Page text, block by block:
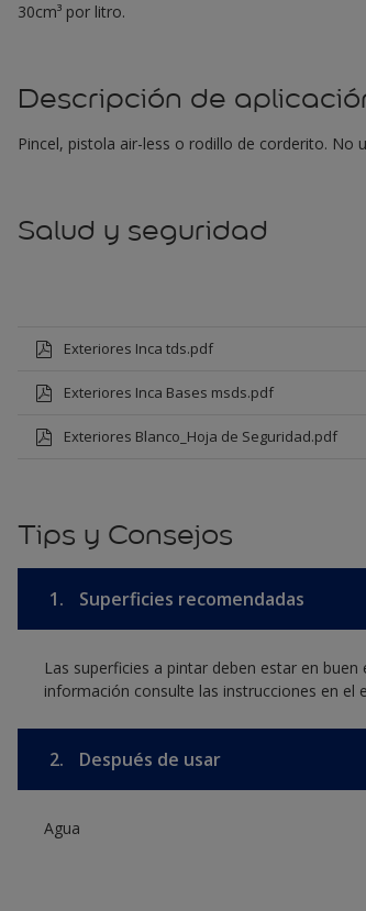
30cm³ por litro.
Descripción de
Pincel, pistola air-less o rodillo de corderito.
Salud y seguridad
Exteriores Inca tds.pdf
Exteriores Inca Bases msds.pdf
Exteriores Blanco_Hoja de Seguridad.pdf
Tips y Consejos
1. Superficies recomendadas
Las superficies a pintar deben estar en
información consulte las instrucciones en el
2. Después de usar
Agua